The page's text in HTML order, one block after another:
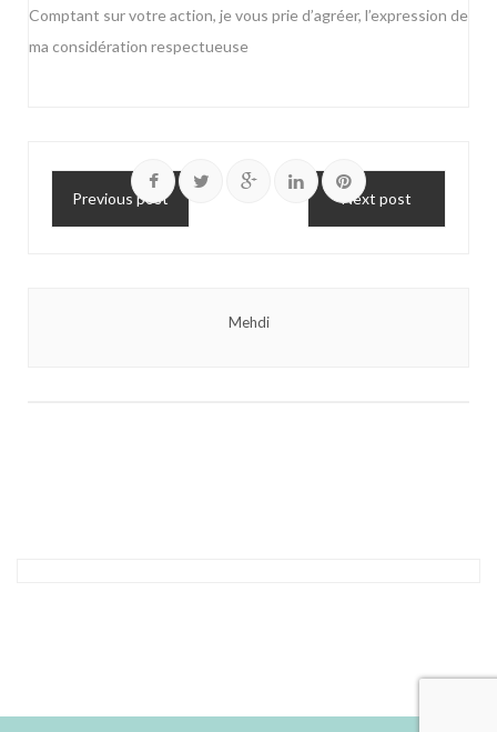
Comptant sur votre action, je vous prie d’agréer, l’expression de
ma considération respectueuse
Previous post Next post
Mehdi